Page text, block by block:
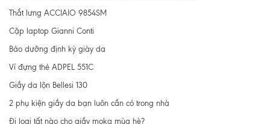
Thắt lưng ACCIAIO 9854SM
Cặp laptop Gianni Conti
Bảo dưỡng định kỳ giày da
Ví đựng thẻ ADPEL 551C
Giầy da lộn Bellesi 130
2 phụ kiện giầy da bạn luôn cần có trong nhà
Đi loại tất nào cho giầy moka mùa hè?